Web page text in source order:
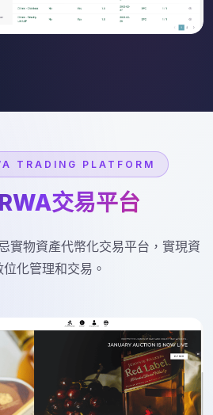
TRADING PLATFORM
交易平台
實物資產代幣化交易平台，實現資
位化管理和交易。